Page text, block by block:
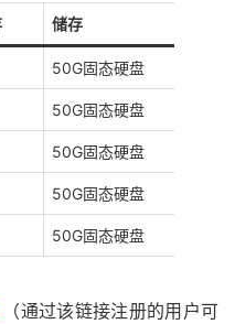
储存
50G固态硬盘
50G固态硬盘
50G固态硬盘
50G固态硬盘
50G固态硬盘
（通过该链接注册的用户可